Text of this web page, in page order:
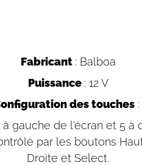
Fabricant : Balboa
Puissance : 12 V
des touches :
gauche de l'écran et 5 à
par les boutons
Droite et Select.